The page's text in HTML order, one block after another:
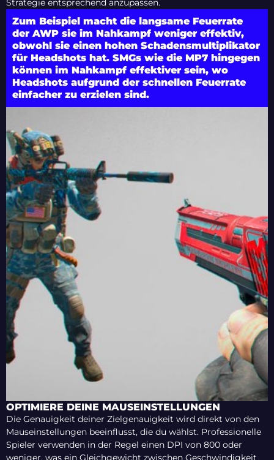
Strategie entsprechend anzupassen.
Zum Beispiel macht die langsame Feuerrate
der AWP sie im Nahkampf weniger effektiv,
obwohl sie einen hohen Schadensmultiplikator
für Headshots hat. SMGs wie die MP7 hingegen
können im Nahkampf effektiver sein, wo
Headshots aufgrund der schnellen Feuerrate
einfacher zu erzielen sind.
OPTIMIERE DEINE MAUSEINSTELLUNGEN
Die Genauigkeit deiner Zielgenauigkeit wird direkt von den
Mauseinstellungen beeinflusst, die du wählst. Professionelle
Spieler verwenden in der Regel einen DPI von 800 oder
weniger, was ein Gleichgewicht zwischen Geschwindigkeit